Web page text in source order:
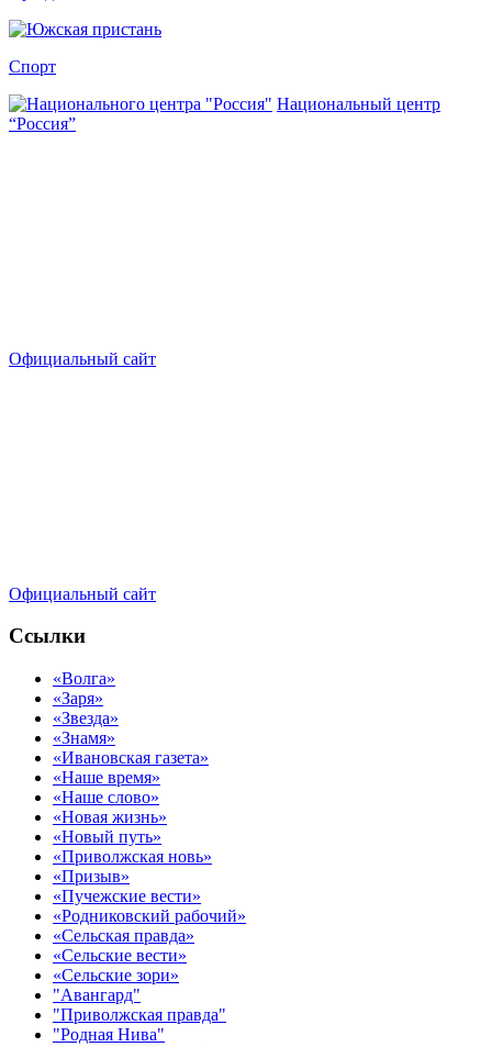
Спорт
Национальный центр
“Россия”
Официальный сайт
Официальный сайт
Ссылки
«Волга»
«Заря»
«Звезда»
«Знамя»
«Ивановская газета»
«Наше время»
«Наше слово»
«Новая жизнь»
«Новый путь»
«Приволжская новь»
«Призыв»
«Пучежские вести»
«Родниковский рабочий»
«Сельская правда»
«Сельские вести»
«Сельские зори»
"Авангард"
"Приволжская правда"
"Родная Нива"